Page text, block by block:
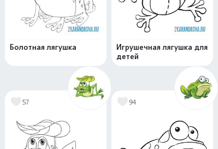
Болотная лягушка
Игрушечная лягушка для
детей
57 94